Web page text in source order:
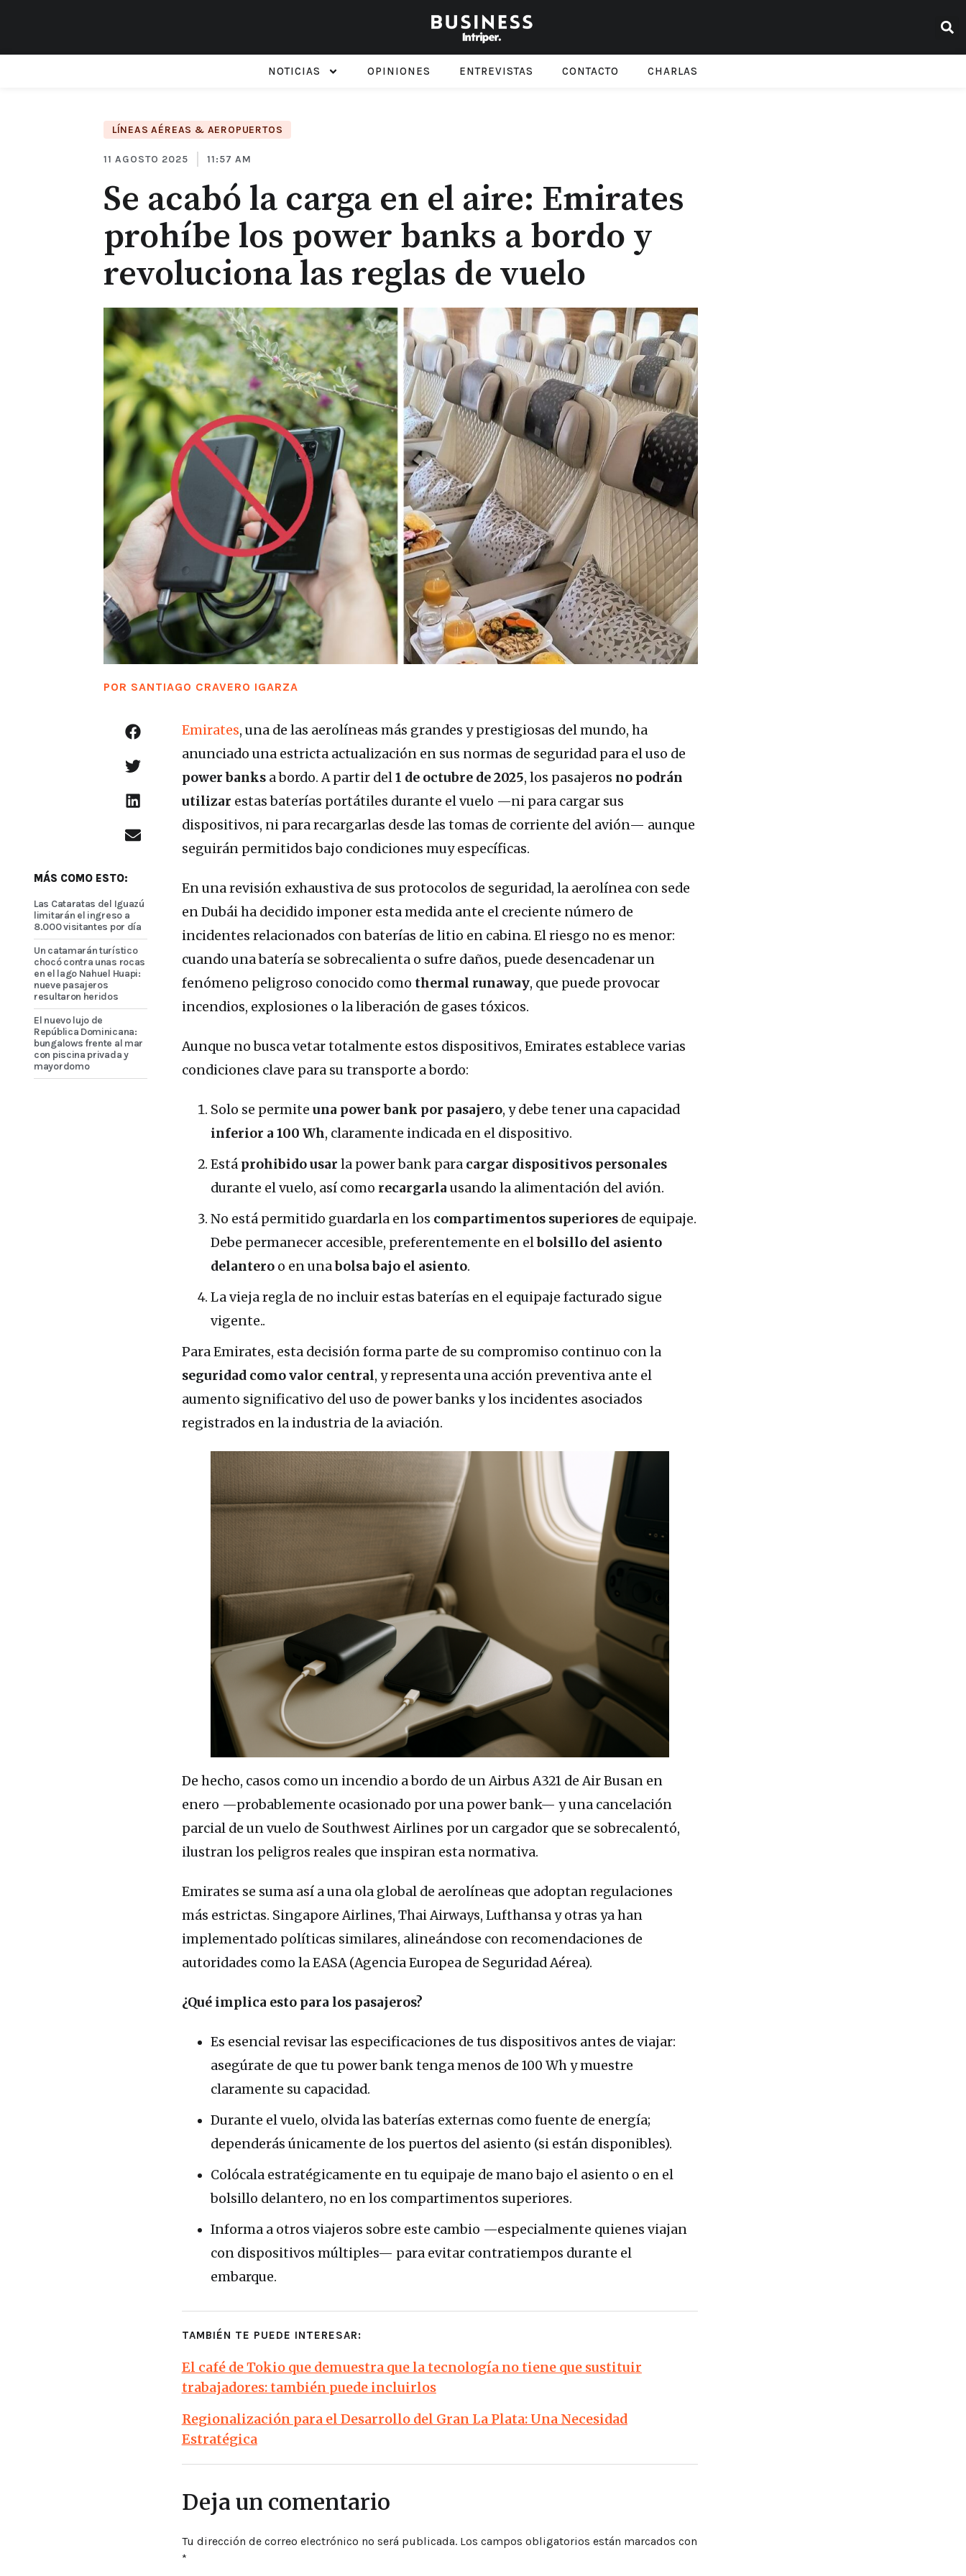
NOTICIAS OPINIONES ENTREVISTAS CONTACTO CHARLAS
LÍNEAS AÉREAS & AEROPUERTOS
11 AGOSTO 2025 11:57 AM
Se acabó la carga en el aire: Emirates
prohíbe los power banks a bordo y
revoluciona las reglas de vuelo
POR SANTIAGO CRAVERO IGARZA
MÁS COMO ESTO:
Las Cataratas del Iguazú
limitarán el ingreso a
8.000 visitantes por día
Un catamarán turístico
chocó contra unas rocas
en el lago Nahuel Huapi:
nueve pasajeros
resultaron heridos
El nuevo lujo de
República Dominicana:
bungalows frente al mar
con piscina privada y
mayordomo
Emirates, una de las aerolíneas más grandes y prestigiosas del mundo, ha
anunciado una estricta actualización en sus normas de seguridad para el uso de
power banksa bordo. A partir del1 de octubre de 2025, los pasajeros no podrán
utilizar estas baterías portátiles durante el vuelo —ni para cargar sus
dispositivos, ni para recargarlas desde las tomas de corriente del avión— aunque
seguirán permitidos bajo condiciones muy específicas.
En una revisión exhaustiva de sus protocolos de seguridad, la aerolínea con sede
en Dubái ha decidido imponer esta medida ante el creciente número de
incidentes relacionados con baterías de litio en cabina. El riesgo no es menor:
cuando una batería se sobrecalienta o sufre daños, puede desencadenar un
fenómeno peligroso conocido como thermal runaway, que puede provocar
incendios, explosiones o la liberación de gases tóxicos.
Aunque no busca vetar totalmente estos dispositivos, Emirates establece varias
condiciones clave para su transporte a bordo:
Solo se permite una power bank por pasajero, y debe tener una capacidad
inferior a 100 Wh, claramente indicada en el dispositivo.
Está prohibido usar la power bank para cargar dispositivos personales
durante el vuelo, así como recargarla usando la alimentación del avión.
No está permitido guardarla en los compartimentos superioresde equipaje.
Debe permanecer accesible, preferentemente en elbolsillo del asiento
delanteroo en unabolsa bajo el asiento.
La vieja regla de no incluir estas baterías en el equipaje facturado sigue
vigente..
Para Emirates, esta decisión forma parte de su compromiso continuo con la
seguridad como valor central, y representa una acción preventiva ante el
aumento significativo del uso de power banks y los incidentes asociados
registrados en la industria de la aviación.
De hecho, casos como un incendio a bordo de un Airbus A321 de Air Busan en
enero —probablemente ocasionado por una power bank— y una cancelación
parcial de un vuelo de Southwest Airlines por un cargador que se sobrecalentó,
ilustran los peligros reales que inspiran esta normativa.
Emirates se suma así a una ola global de aerolíneas que adoptan regulaciones
más estrictas. Singapore Airlines, Thai Airways, Lufthansa y otras ya han
implementado políticas similares, alineándose con recomendaciones de
autoridades como la EASA (Agencia Europea de Seguridad Aérea).
¿Qué implica esto para los pasajeros?
Es esencial revisar las especificaciones de tus dispositivos antes de viajar:
asegúrate de que tu power bank tenga menos de 100 Wh y muestre
claramente su capacidad.
Durante el vuelo, olvida las baterías externas como fuente de energía;
dependerás únicamente de los puertos del asiento (si están disponibles).
Colócala estratégicamente en tu equipaje de mano bajo el asiento o en el
bolsillo delantero, no en los compartimentos superiores.
Informa a otros viajeros sobre este cambio —especialmente quienes viajan
con dispositivos múltiples— para evitar contratiempos durante el
embarque.
TAMBIÉN TE PUEDE INTERESAR:
El café de Tokio que demuestra que la tecnología no tiene que sustituir
trabajadores: también puede incluirlos
Regionalización para el Desarrollo del Gran La Plata: Una Necesidad
Estratégica
Deja un comentario
Tu dirección de correo electrónico no será publicada. Los campos obligatorios están marcados con
*